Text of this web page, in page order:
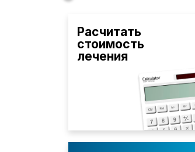
Расчитать
стоимость
лечения